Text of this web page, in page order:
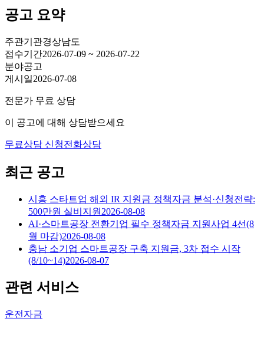
공고 요약
주관기관경상남도
접수기간2026-07-09 ~ 2026-07-22
분야공고
게시일2026-07-08
전문가 무료 상담
이 공고에 대해 상담받으세요
무료상담 신청전화상담
최근 공고
시흥 스타트업 해외 IR 지원금 정책자금 분석·신청전략:
500만원 실비지원 2026-08-08
AI·스마트공장 전환기업 필수 정책자금 지원사업 4선(8
월 마감)2026-08-08
충남 소기업 스마트공장 구축 지원금, 3차 접수 시작
(8/10~14)2026-08-07
관련 서비스
운전자금